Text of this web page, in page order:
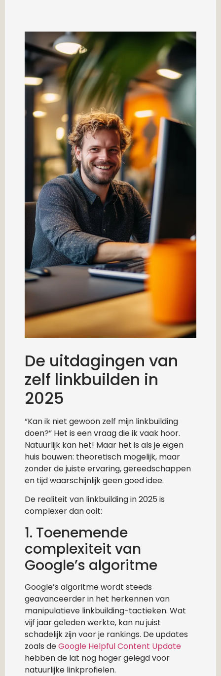
De uitdagingen van
zelf linkbuilden in
2025
“Kan ik niet gewoon zelf mijn linkbuilding
doen?” Het is een vraag die ik vaak hoor.
Natuurlijk kan het! Maar het is als je eigen
huis bouwen: theoretisch mogelijk, maar
zonder de juiste ervaring, gereedschappen
en tijd waarschijnlijk geen goed idee.
De realiteit van linkbuilding in 2025 is
complexer dan ooit:
1. Toenemende
complexiteit van
Google’s algoritme
Google’s algoritme wordt steeds
geavanceerder in het herkennen van
manipulatieve linkbuilding-tactieken. Wat
vijf jaar geleden werkte, kan nu juist
schadelijk zijn voor je rankings. De updates
zoals deGoogle Helpful Content Update
hebben de lat nog hoger gelegd voor
natuurlijke linkprofielen.